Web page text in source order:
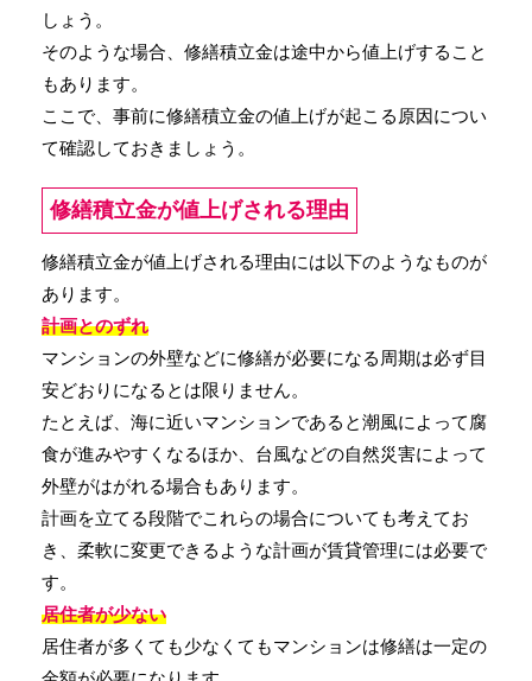
しょう。
そのような場合、修繕積立金は途中から値上げすること
もあります。
ここで、事前に修繕積立金の値上げが起こる原因につい
て確認しておきましょう。
修繕積立金が値上げされる理由
修繕積立金が値上げされる理由には以下のようなものが
あります。
計画とのずれ
マンションの外壁などに修繕が必要になる周期は必ず目
安どおりになるとは限りません。
たとえば、海に近いマンションであると潮風によって腐
食が進みやすくなるほか、台風などの自然災害によって
外壁がはがれる場合もあります。
計画を立てる段階でこれらの場合についても考えてお
き、柔軟に変更できるような計画が賃貸管理には必要で
す。
居住者が少ない
居住者が多くても少なくてもマンションは修繕は一定の